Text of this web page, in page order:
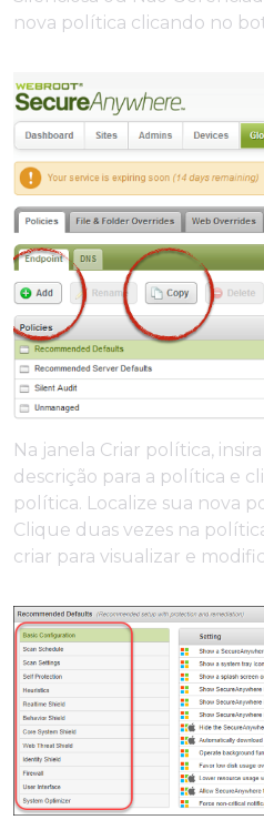
nova política clicando no
Na janela Criar política,
descrição para a política e
política. Localize sua nova
Clique duas vezes na
criar para visualizar e